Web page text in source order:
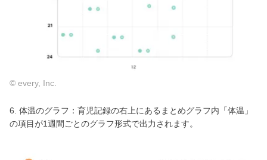
© every, Inc.
6. 体温のグラフ：育児記録の右上にあるまとめグラフ内「体温」
の項目が1週間ごとのグラフ形式で出力されます。